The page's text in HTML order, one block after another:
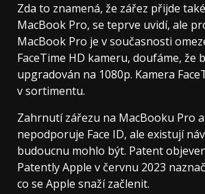
Zda to znamená, že zářez přijde
MacBook Pro, se teprve uvidí, ale
MacBook Pro je v současnosti
FaceTime HD kameru, doufáme, že
upgradován na 1080p. Kamera
v sortimentu.
Zahrnutí zářezu na MacBooku Pro
nepodporuje Face ID, ale existují
budoucnu mohlo být. Patent
Patently Apple v červnu 2023
co se Apple snaží začlenit.